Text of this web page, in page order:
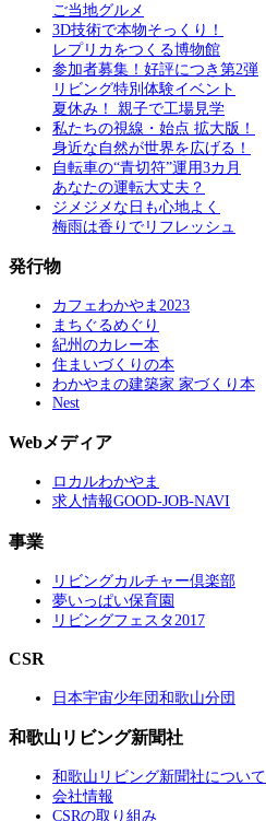
ご当地グルメ
3D技術で本物そっくり！
レプリカをつくる博物館
参加者募集！好評につき第2弾
リビング特別体験イベント
夏休み！ 親子で工場見学
私たちの視線・始点 拡大版！
身近な自然が世界を広げる！
自転車の“青切符”運用3カ月
あなたの運転大丈夫？
ジメジメな日も心地よく
梅雨は香りでリフレッシュ
発行物
カフェわかやま2023
まちぐるめぐり
紀州のカレー本
住まいづくりの本
わかやまの建築家 家づくり本
Nest
Webメディア
ロカルわかやま
求人情報GOOD-JOB-NAVI
事業
リビングカルチャー倶楽部
夢いっぱい保育園
リビングフェスタ2017
CSR
日本宇宙少年団和歌山分団
和歌山リビング新聞社
和歌山リビング新聞社について
会社情報
CSRの取り組み